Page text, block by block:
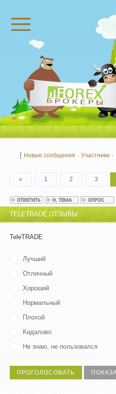
[ Новые сообщения ·Участники ·
« 1 2 3
TELETRADE ОТЗЫВЫ
TeleTRADE
Лучший
Отличный
Хороший
Нормальный
Плохой
Кидалово
Не знаю, не пользовался